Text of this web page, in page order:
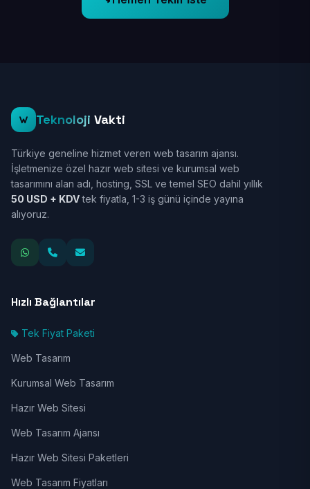
Teknoloji Vakti
Türkiye geneline hizmet veren web tasarım ajansı.
İşletmenize özel hazır web sitesi ve kurumsal web
tasarımını alan adı, hosting, SSL ve temel SEO dahil yıllık
50 USD + KDVtek fiyatla, 1-3 iş günü içinde yayına
alıyoruz.
Hızlı Bağlantılar
Tek Fiyat Paketi
Web Tasarım
Kurumsal Web Tasarım
Hazır Web Sitesi
Web Tasarım Ajansı
Hazır Web Sitesi Paketleri
Web Tasarım Fiyatları